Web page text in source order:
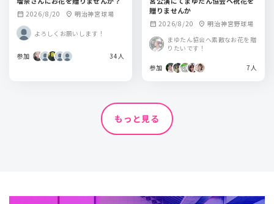
calendar_month 2026/8/20 location_on 明治神宮球場
よろしくお願いします！
参加 34人
贈りませんか
calendar_month 2026/8/20 location_on 明治神宮野球場
まゆたん協会へ素敵なお花を贈
りたいです！
参加 7人
もっと見る